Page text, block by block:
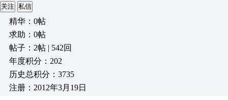
关注 私信
精华：0帖
求助：0帖
帖子：2帖 | 542回
年度积分：202
历史总积分：3735
注册：2012年3月19日